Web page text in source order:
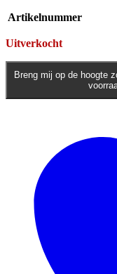
Artikelnummer
Uitverkocht
Breng mij op de hoogte